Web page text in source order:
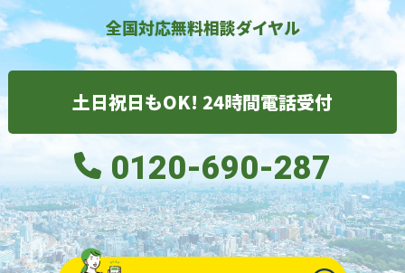
全国対応無料相談ダイヤル
土日祝日もOK! 24時間電話受付
0120-690-287